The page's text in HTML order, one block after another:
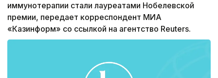
иммунотерапии стали лауреатами Нобелевской
премии, передает корреспондент МИА
«Казинформ» со ссылкой на агентство Reuters.